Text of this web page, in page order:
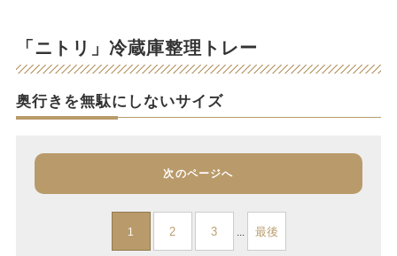
「ニトリ」冷蔵庫整理トレー
奥行きを無駄にしないサイズ
次のページへ
1 2 3 ... 最後